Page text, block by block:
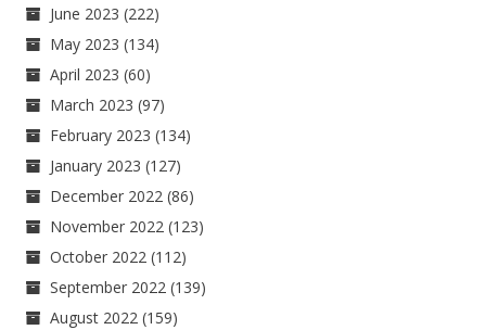
June 2023 (222)
May 2023 (134)
April 2023 (60)
March 2023 (97)
February 2023 (134)
January 2023 (127)
December 2022 (86)
November 2022 (123)
October 2022 (112)
September 2022 (139)
August 2022 (159)